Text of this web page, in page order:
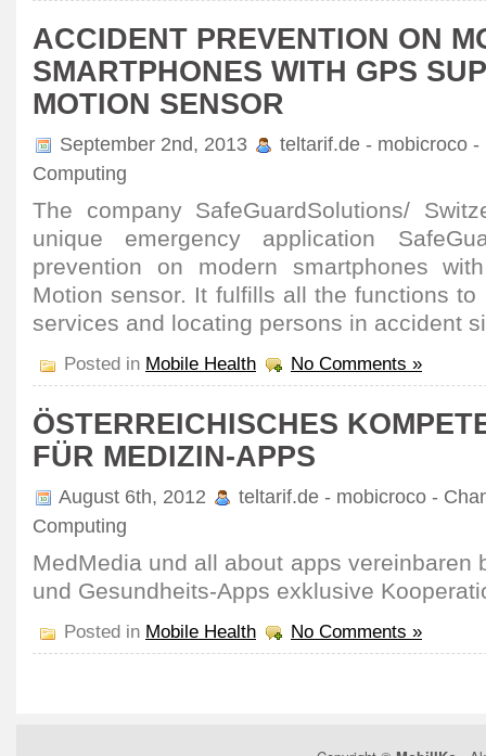
ACCIDENT PREVENTION ON
SMARTPHONES WITH GPS
MOTION SENSOR
September 2nd, 2013
teltarif.de - mobicroco
Computing
The company SafeGuardSolutions/
unique emergency application
prevention on modern smartphones
Motion sensor. It fulfills all the functions to
services and locating persons in accident
Posted in Mobile Health No Comments »
ÖSTERREICHISCHES
FÜR MEDIZIN-APPS
August 6th, 2012
teltarif.de - mobicroco -
Computing
MedMedia und all about apps vereinbaren
und Gesundheits-Apps exklusive
Posted in Mobile Health No Comments »